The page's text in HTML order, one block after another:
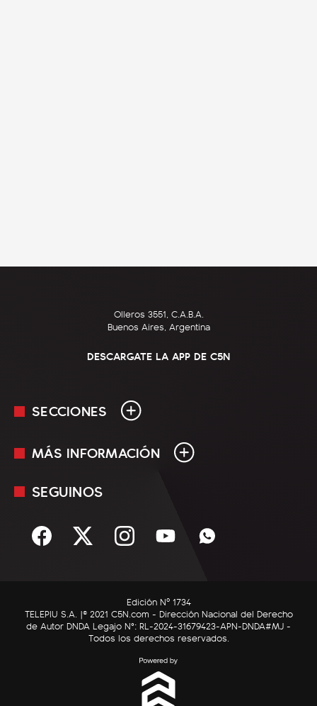
Olleros 3551, C.A.B.A.
Buenos Aires, Argentina
DESCARGATE LA APP DE C5N
SECCIONES
En Vivo
Sociedad
C5N Autos
RatingCero
MÁS INFORMACIÓN
Mediakit
Términos y condiciones
SEGUINOS
Edición Nº 1734
TELEPIU S.A. |© 2021 C5N.com - Dirección Nacional del Derecho
de Autor DNDA Legajo N°: RL-2024-31679423-APN-DNDA#MJ -
Todos los derechos reservados.